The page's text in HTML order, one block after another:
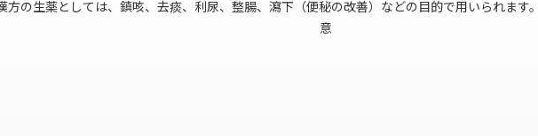
方の生薬としては、鎮咳、去痰、利尿、整腸、瀉下（便秘の改善）などの目的で用いられま
意